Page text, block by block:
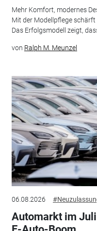
Mehr Komfort, modernes
Mit der Modellpflege
Das Erfolgsmodell zeigt,
von Ralph M. Meunzel
06.08.2026
Automarkt im